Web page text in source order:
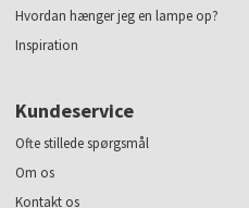
Hvordan hænger jeg en lampe op?
Inspiration
Kundeservice
Ofte stillede spørgsmål
Om os
Kontakt os